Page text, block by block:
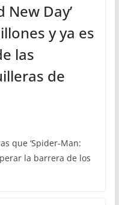
New Day’
y ya es
las
de
que ‘Spider-Man:
la barrera de los